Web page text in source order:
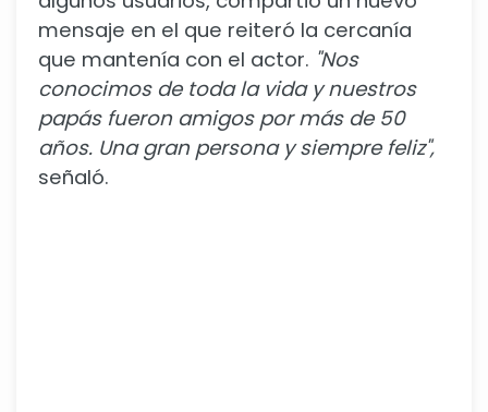
mensaje en el que reiteró la cercanía
que mantenía con el actor. "Nos
conocimos de toda la vida y nuestros
papás fueron amigos por más de 50
años. Una gran persona y siempre feliz",
señaló.